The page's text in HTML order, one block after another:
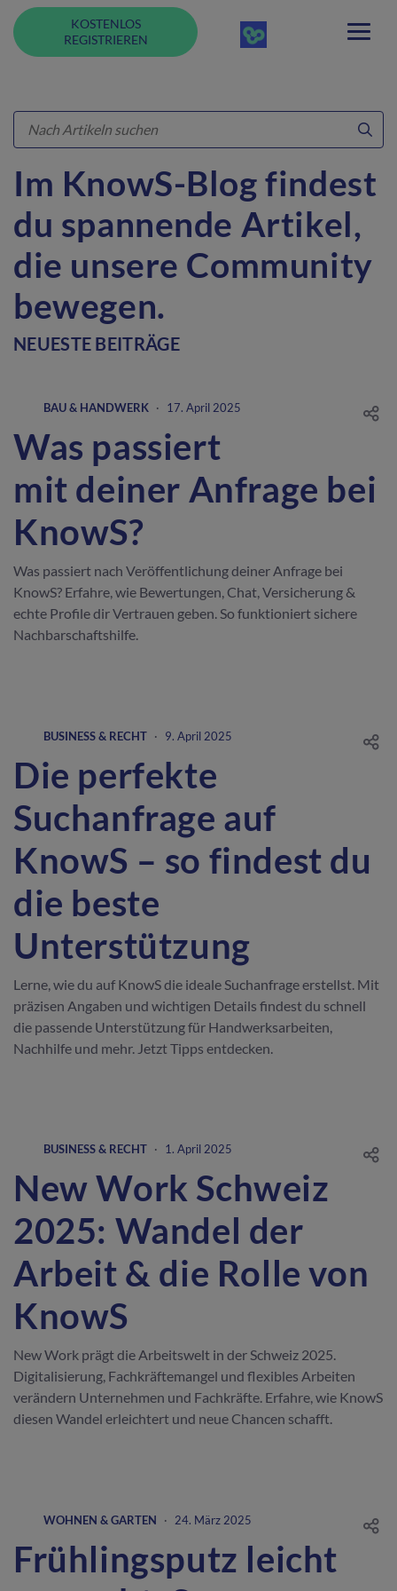
KOSTENLOS
REGISTRIEREN
Im KnowS-Blog findest
du spannende Artikel,
die unsere Community
bewegen.
NEUESTE BEITRÄGE
BAU & HANDWERK · 17. April 2025
Was passiert
mit deiner Anfrage bei
KnowS?
Was passiert nach Veröffentlichung deiner Anfrage bei
KnowS? Erfahre, wie Bewertungen, Chat, Versicherung &
echte Profile dir Vertrauen geben. So funktioniert sichere
Nachbarschaftshilfe.
BUSINESS & RECHT · 9. April 2025
Die perfekte
Suchanfrage auf
KnowS – so findest du
die beste
Unterstützung
Lerne, wie du auf KnowS die ideale Suchanfrage erstellst. Mit
präzisen Angaben und wichtigen Details findest du schnell
die passende Unterstützung für Handwerksarbeiten,
Nachhilfe und mehr. Jetzt Tipps entdecken.
BUSINESS & RECHT · 1. April 2025
New Work Schweiz
2025: Wandel der
Arbeit & die Rolle von
KnowS
New Work prägt die Arbeitswelt in der Schweiz 2025.
Digitalisierung, Fachkräftemangel und flexibles Arbeiten
verändern Unternehmen und Fachkräfte. Erfahre, wie KnowS
diesen Wandel erleichtert und neue Chancen schafft.
WOHNEN & GARTEN · 24. März 2025
Frühlingsputz leicht